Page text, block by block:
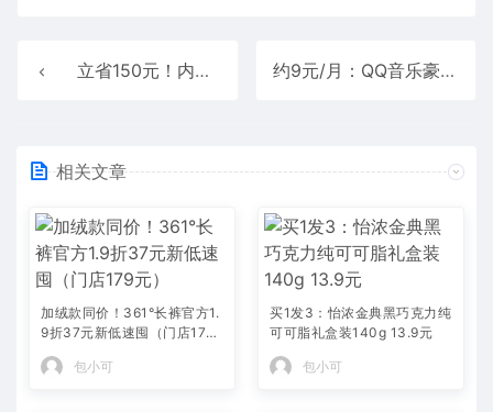
立省150元！内蒙老牌科尔沁风干牛肉冲量：两件券后50元 约9元/月：QQ音乐豪华绿钻年卡109.4元官方发车
相关文章
加绒款同价！361°长裤官方1.
9折37元新低速囤（门店179
元）
包小可
买1发3：怡浓金典黑巧克力纯
可可脂礼盒装140g 13.9元
包小可